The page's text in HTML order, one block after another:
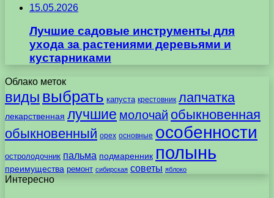
15.05.2026
Лучшие садовые инструменты для
ухода за растениями деревьями и
кустарниками
Облако меток
виды выбрать капуста крестовник лапчатка
лекарственная лучшие молочай обыкновенная
обыкновенный орех основные особенности
остролодочник пальма подмаренник полынь
преимущества ремонт сибирская советы яблоко
Интересно